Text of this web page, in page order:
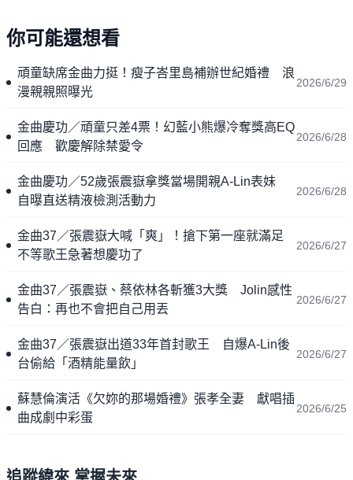
你可能還想看
頑童缺席金曲力挺！瘦子峇里島補辦世紀婚禮 浪
漫親親照曝光
2026/6/29
金曲慶功／頑童只差4票！幻藍小熊爆冷奪獎高EQ
回應 歡慶解除禁愛令
2026/6/28
金曲慶功／52歲張震嶽拿獎當場開親A-Lin表妹
自曝直送精液檢測活動力
2026/6/28
金曲37／張震嶽大喊「爽」！搶下第一座就滿足
不等歌王急著想慶功了
2026/6/27
金曲37／張震嶽、蔡依林各斬獲3大獎 Jolin感性
告白：再也不會把自己用丟
2026/6/27
金曲37／張震嶽出道33年首封歌王 自爆A-Lin後
台偷給「酒精能量飲」
2026/6/27
蘇慧倫演活《欠妳的那場婚禮》張孝全妻 獻唱插
曲成劇中彩蛋
2026/6/25